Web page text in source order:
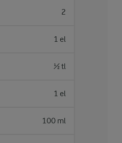
2
1 el
½ tl
1 el
100 ml